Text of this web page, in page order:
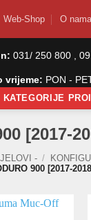
Web-Shop O nama
031/ 250 800 ,
vrijeme: PON -
KATEGORIJE
[2017-
- /
900 [2017-